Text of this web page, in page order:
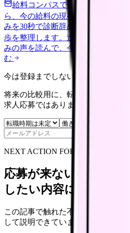
給料コンパスで比較する
地域・
ら、今の給料の現在地を確認できま
みを30秒で診断辞めるべきか迷う
歩を整理します。 進む 匿名掲
みの声を読んで、今の職場だけの
む
今は登録までしない人向け: 希望条
将来の比較用に、転職時期と気に
求人応募ではありません。
NEXT ACTION FOR CLINICS
応募が来ない求人票を
したい内容に直せます
この記事で触れた不安を、自院の
して説明できていますか？